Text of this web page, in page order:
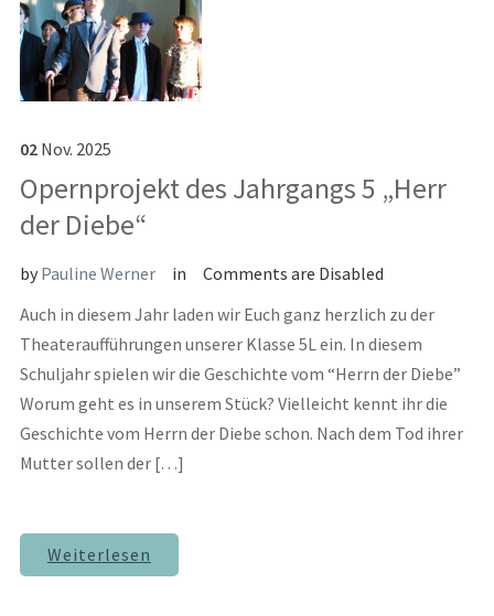
02 Nov. 2025
Opernprojekt des Jahrgangs 5 „Herr
der Diebe“
byPauline Werner in
Comments are Disabled
Auch in diesem Jahr laden wir Euch ganz herzlich zu der
Theateraufführungen unserer Klasse 5L ein. In diesem
Schuljahr spielen wir die Geschichte vom “Herrn der Diebe”
Worum geht es in unserem Stück? Vielleicht kennt ihr die
Geschichte vom Herrn der Diebe schon. Nach dem Tod ihrer
Mutter sollen der […]
Weiterlesen